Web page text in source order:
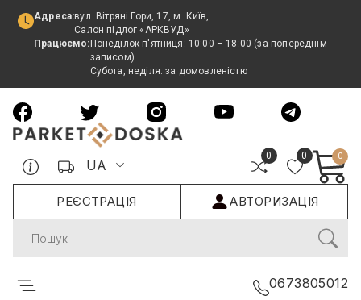
Адреса:вул. Вітряні Гори, 17, м. Київ,
Салон підлог «АРКВУД»
Працюємо: Понеділок-п'ятниця: 10:00 – 18:00 (за попереднім
записом)
Субота, неділя: за домовленістю
UA
0 0 0
РЕЄСТРАЦІЯ АВТОРИЗАЦІЯ
Search
0673805012